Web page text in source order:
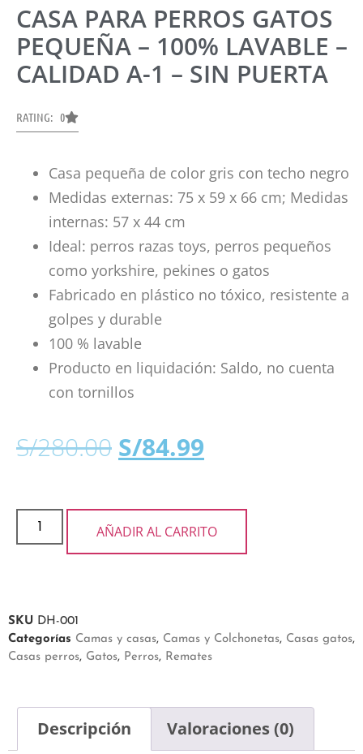
CASA PARA PERROS GATOS
PEQUEÑA – 100% LAVABLE –
CALIDAD A-1 – SIN PUERTA
RATING: 0
Casa pequeña de color gris con techo negro
Medidas externas: 75 x 59 x 66 cm; Medidas
internas: 57 x 44 cm
Ideal: perros razas toys, perros pequeños
como yorkshire, pekines o gatos
Fabricado en plástico no tóxico, resistente a
golpes y durable
100 % lavable
Producto en liquidación: Saldo, no cuenta
con tornillos
S/280.00 S/84.99
AÑADIR AL CARRITO
SKU DH-001
Categorías Camas y casas, Camas y Colchonetas, Casas gatos,
Casas perros, Gatos, Perros, Remates
Descripción Valoraciones (0)